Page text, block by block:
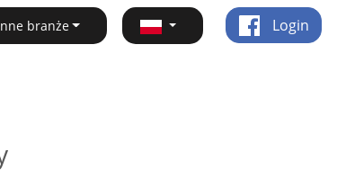
branże Login